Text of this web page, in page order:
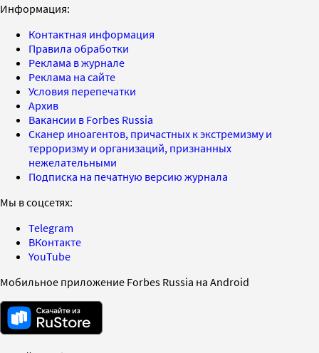
Информация:
Контактная информация
Правила обработки
Реклама в журнале
Реклама на сайте
Условия перепечатки
Архив
Вакансии в Forbes Russia
Сканер иноагентов, причастных к экстремизму и
терроризму и организаций, признанных
нежелательными
Подписка на печатную версию журнала
Мы в соцсетях:
Telegram
ВКонтакте
YouTube
Мобильное приложение Forbes Russia на Android